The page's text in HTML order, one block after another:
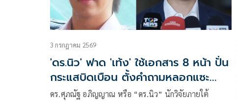
3 กรกฎาคม 2569
'ดร.นิว' ฟาด 'เท้ง' ใช้เอกสาร 8 หน้า ปั่น
กระแสบิดเบือน ตั้งคำถามหลอกแซะ
สถาบันฯ
ดร.ศุภณัฐ อภิญญาณ หรือ “ดร.นิว” นักวิจัยภายใต้